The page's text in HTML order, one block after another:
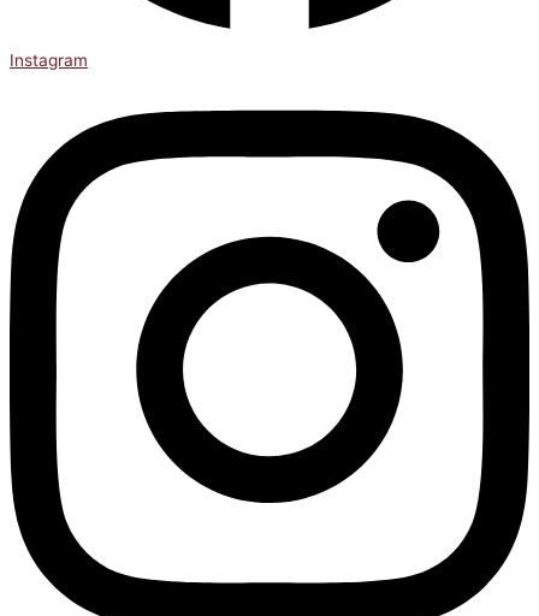
Instagram